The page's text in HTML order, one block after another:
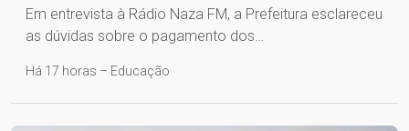
Em entrevista à Rádio Naza FM, a Prefeitura esclareceu
as dúvidas sobre o pagamento dos…
Há 17 horas – Educação